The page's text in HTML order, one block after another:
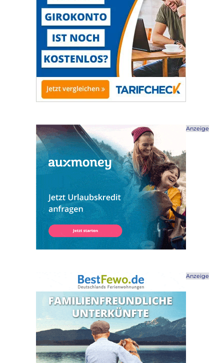
Anzeige
Anzeige